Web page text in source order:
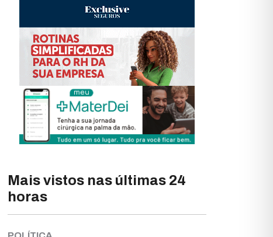
Mais vistos nas últimas 24
horas